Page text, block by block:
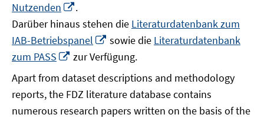
Nutzenden
neuem
Fenster
öffnen
.
Darüber hinaus stehen die Literaturdatenbank zum
IAB-Betriebspanel
In
neuem
Fenster
öffnen
sowie die Literaturdatenbank
zum PASS
In
Fenster
öffnen
zur Verfügung.
Apart from dataset descriptions and methodology
reports, the FDZ literature database contains
numerous research papers written on the basis of the